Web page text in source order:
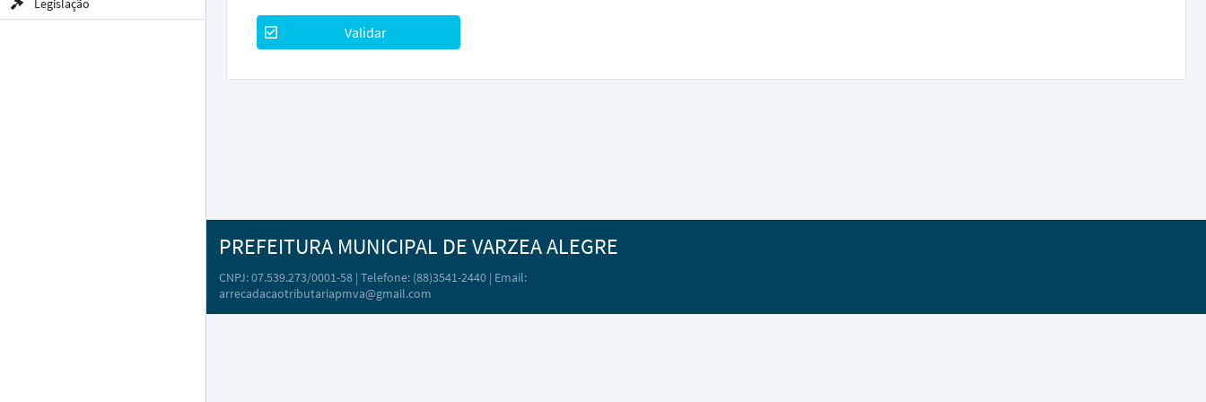
Legislação
Validar
PREFEITURA MUNICIPAL DE VARZEA ALEGRE
CNPJ: 07.539.273/0001-58 | Telefone: (88)3541-2440 | Email:
arrecadacaotributariapmva@gmail.com